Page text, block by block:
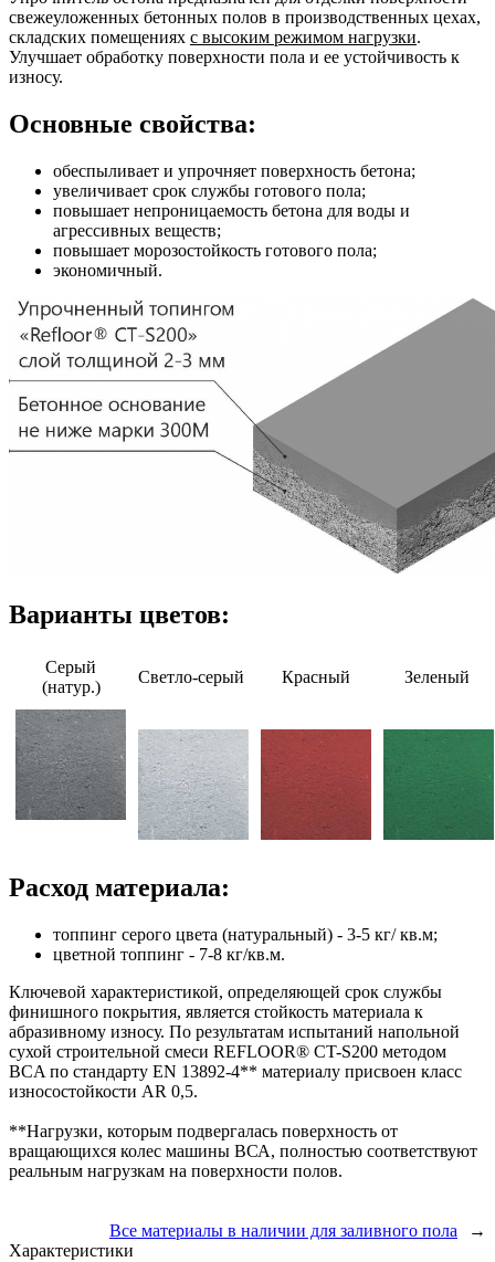
свежеуложенных бетонных полов в производственных цехах,
складских помещениях с высоким режимом нагрузки.
Улучшает обработку поверхности пола и ее устойчивость к
износу.
Основные свойства:
обеспыливает и упрочняет поверхность бетона;
увеличивает срок службы готового пола;
повышает непроницаемость бетона для воды и
агрессивных веществ;
повышает морозостойкость готового пола;
экономичный.
Варианты цветов:
Серый
(натур.)
Светло-серый Красный Зеленый
Расход материала:
топпинг серого цвета (натуральный) - 3-5 кг/ кв.м;
цветной топпинг - 7-8 кг/кв.м.
Ключевой характеристикой, определяющей срок службы
финишного покрытия, является стойкость материала к
абразивному износу. По результатам испытаний напольной
сухой строительной смеси REFLOOR® CT-S200 методом
BCA по стандарту EN 13892-4** материалу присвоен класс
износостойкости AR 0,5.
**Нагрузки, которым подвергалась поверхность от
вращающихся колес машины ВСА, полностью соответствуют
реальным нагрузкам на поверхности полов.
Все материалы в наличии для заливного пола
→
Характеристики